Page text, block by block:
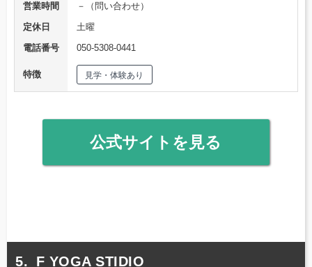
営業時間
－（問い合わせ）
定休日
土曜
電話番号
050-5308-0441
特徴 見学・体験あり
公式サイトを見る
F YOGA STIDIO